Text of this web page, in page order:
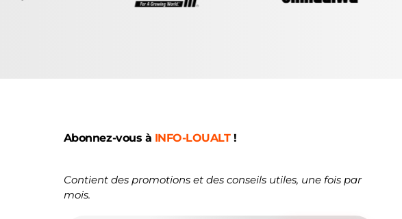
Abonnez-vous à INFO-LOUALT !
Contient des promotions et des conseils utiles, une fois par
mois.